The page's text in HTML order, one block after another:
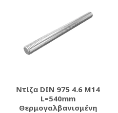
Ντίζα DIN 975 4.6 M14
L=540mm
Θερμογαλβανισμένη